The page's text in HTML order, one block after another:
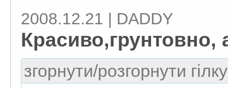
2008.12.21 | DADDY
згорнути/розгорнути